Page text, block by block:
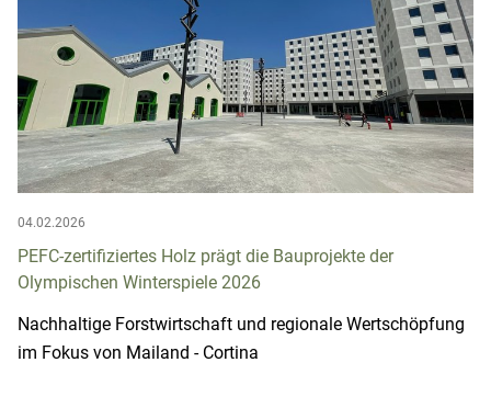
04.02.2026
PEFC-zertifiziertes Holz prägt die Bauprojekte der
Olympischen Winterspiele 2026
Nachhaltige Forstwirtschaft und regionale Wertschöpfung
im Fokus von Mailand - Cortina